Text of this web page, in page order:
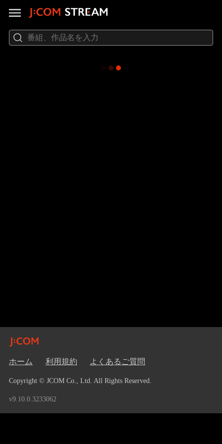
ホーム 利用規約 よくあるご質問
Copyright © JCOM Co., Ltd. All Rights Reserved.
v9.10.0.3233062